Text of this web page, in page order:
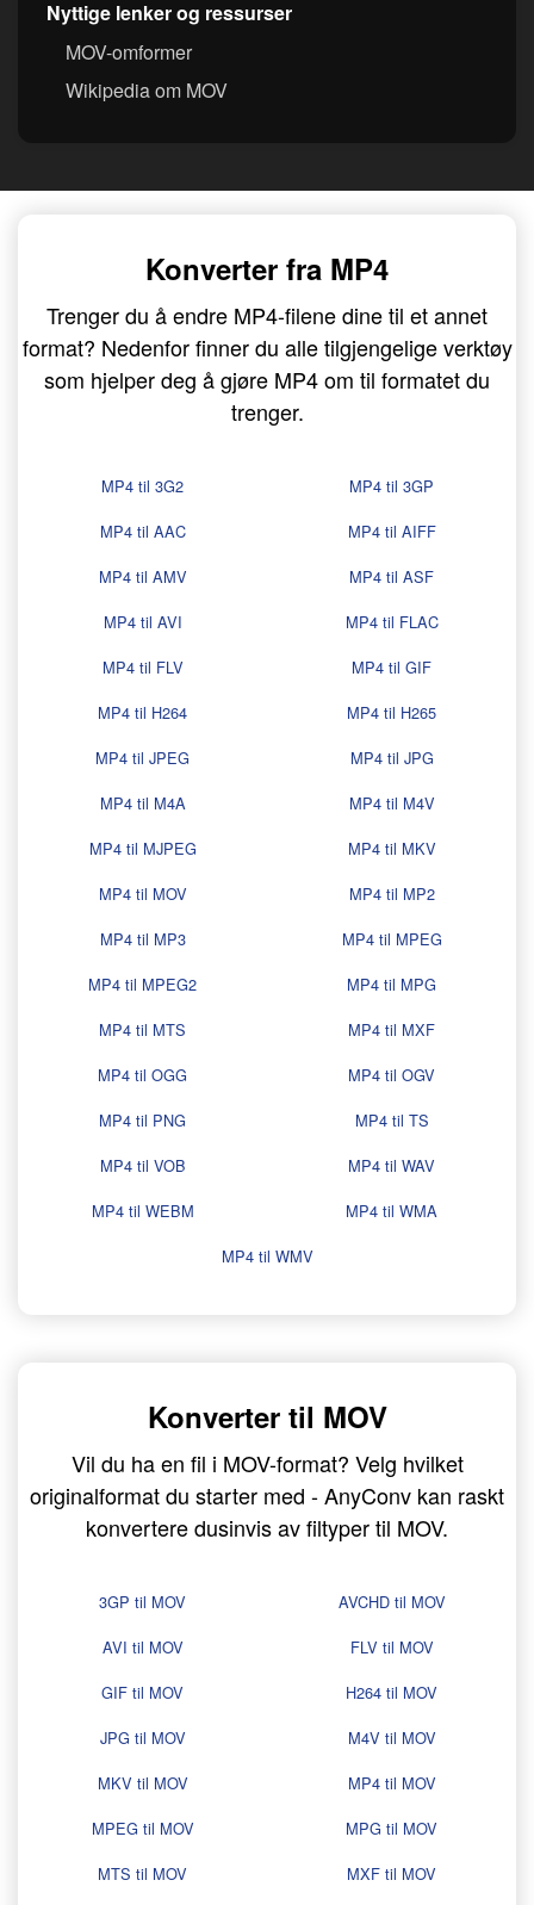
Nyttige lenker og ressurser
MOV-omformer
Wikipedia om MOV
Konverter fra MP4
Trenger du å endre MP4-filene dine til et annet
format? Nedenfor finner du alle tilgjengelige verktøy
som hjelper deg å gjøre MP4 om til formatet du
trenger.
MP4 til 3G2
MP4 til 3GP
MP4 til AAC
MP4 til AIFF
MP4 til AMV
MP4 til ASF
MP4 til AVI
MP4 til FLAC
MP4 til FLV
MP4 til GIF
MP4 til H264
MP4 til H265
MP4 til JPEG
MP4 til JPG
MP4 til M4A
MP4 til M4V
MP4 til MJPEG
MP4 til MKV
MP4 til MOV
MP4 til MP2
MP4 til MP3
MP4 til MPEG
MP4 til MPEG2
MP4 til MPG
MP4 til MTS
MP4 til MXF
MP4 til OGG
MP4 til OGV
MP4 til PNG
MP4 til TS
MP4 til VOB
MP4 til WAV
MP4 til WEBM
MP4 til WMA
MP4 til WMV
Konverter til MOV
Vil du ha en fil i MOV-format? Velg hvilket
originalformat du starter med - AnyConv kan raskt
konvertere dusinvis av filtyper til MOV.
3GP til MOV
AVCHD til MOV
AVI til MOV
FLV til MOV
GIF til MOV
H264 til MOV
JPG til MOV
M4V til MOV
MKV til MOV
MP4 til MOV
MPEG til MOV
MPG til MOV
MTS til MOV
MXF til MOV